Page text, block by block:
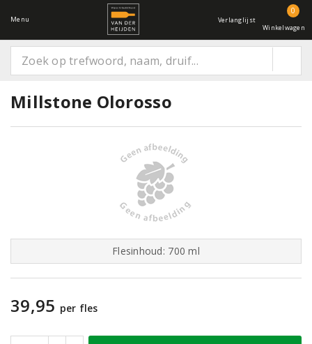
Menu Verlanglijst
0
Winkelwagen
Millstone Olorosso
Flesinhoud: 700 ml
39,95 per fles